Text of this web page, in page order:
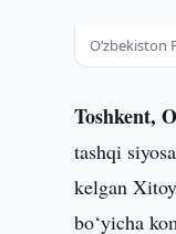
Toshkent,
tashqi
kelgan
bo‘yicha